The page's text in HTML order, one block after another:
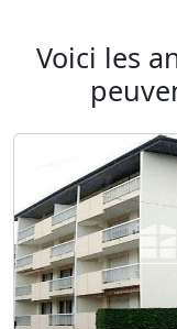
Voici les